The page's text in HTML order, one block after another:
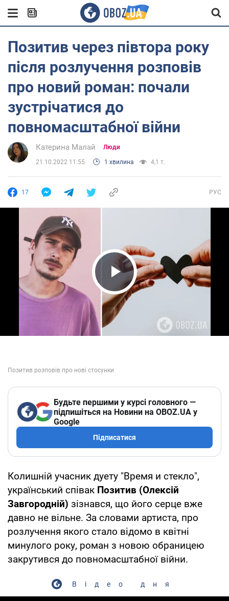
Позитив через півтора року
після розлучення розповів
про новий роман: почали
зустрічатися до
повномасштабної війни
Катерина Малай Люди
21.10.2022 11:55 1 хвилина 4,1 т.
17 РУС
Play Video
Будьте першими у курсі головного —
підпишіться на Новини на OBOZ.UA у
Google
Підписатися
Колишній учасник дуету "Время и стекло",
український співак Позитив (Олексій
Завгородній) зізнався, що його серце вже
давно не вільне. За словами артиста, про
розлучення якого стало відомо в квітні
минулого року, роман з новою обраницею
закрутився до повномасштабної війни.
Відео дня